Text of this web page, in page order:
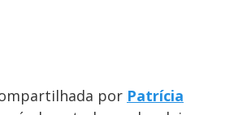
por Patrícia